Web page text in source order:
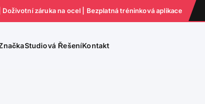
záruka na ocel | Bezplatná tréninková aplikace
Studiová ŘešeníKontakt